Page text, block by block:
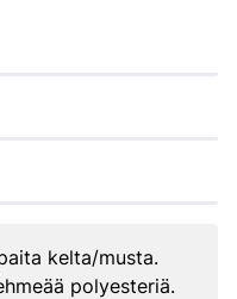
kelta/musta.
polyesteriä.